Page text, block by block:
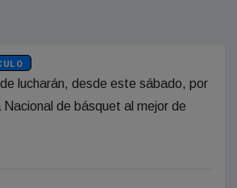
lucharán, desde este sábado, por
de básquet al mejor de